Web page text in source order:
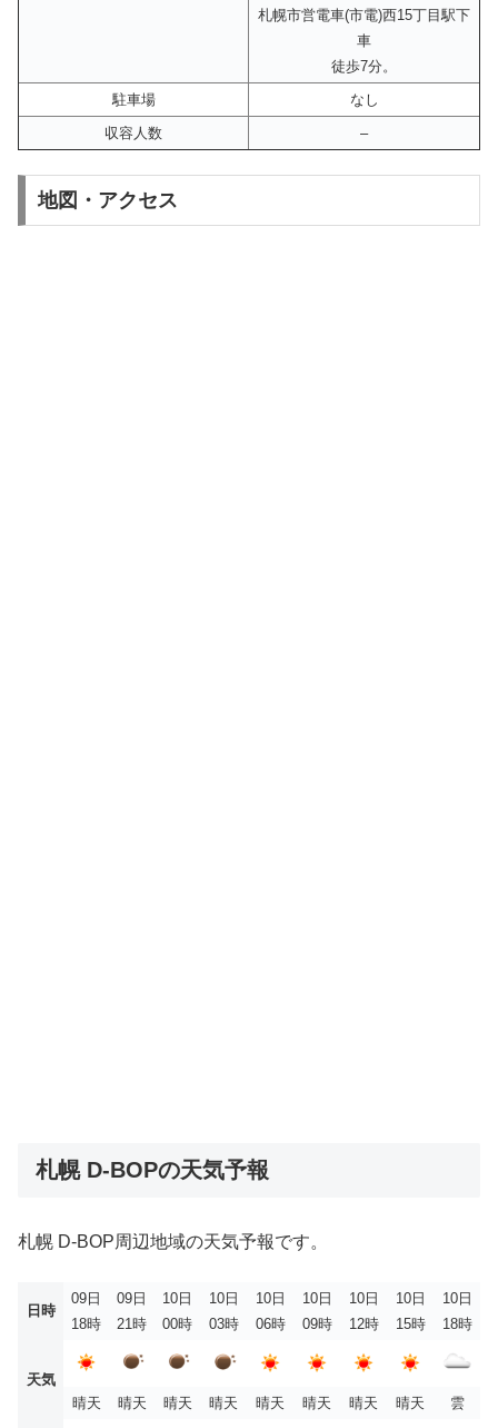
札幌市営電車(市電)西15丁目駅下
車
徒歩7分。
駐車場
なし
収容人数
–
地図・アクセス
札幌 D-BOPの天気予報
札幌 D-BOP周辺地域の天気予報です。
日時
09日
18時
09日
21時
10日
00時
10日
03時
10日
06時
10日
09時
10日
12時
10日
15時
10日
18時
天気
晴天
晴天 晴天 晴天 晴天 晴天 晴天 晴天
雲